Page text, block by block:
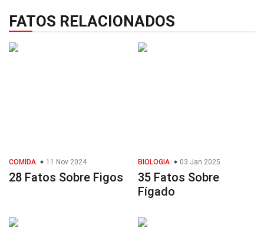
FATOS RELACIONADOS
COMIDA 11 Nov 2024
28 Fatos Sobre Figos
BIOLOGIA 03 Jan 2025
35 Fatos Sobre
Fígado